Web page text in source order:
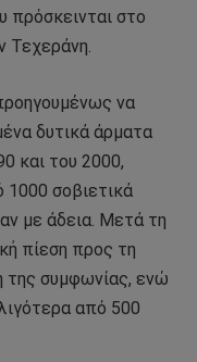
στο
Τεχεράνη.
να
δυτικά άρματα
και του 2000,
σοβιετικά
με άδεια. Μετά τη
πίεση προς τη
της συμφωνίας, ενώ
από 500